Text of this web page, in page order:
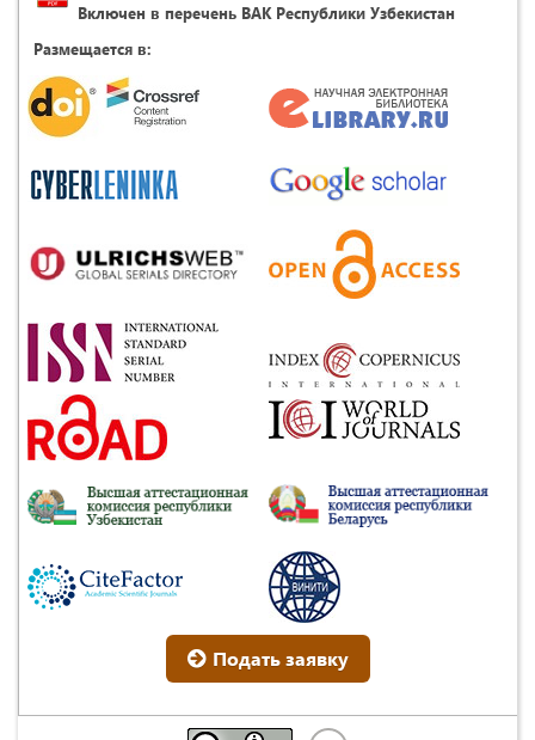
Включен в перечень ВАК Республики Узбекистан
Размещается в:
Подать заявку